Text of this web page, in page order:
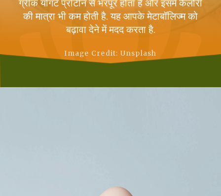
ग्रीक योगर्ट प्रोटीन से भरपूर होता है और इसमें कैलोरी
की मात्रा भी कम होती है. यह आपके मेटाबॉलिज्म को
बढ़ावा देने में मदद करता है.
Image Credit: Unsplash